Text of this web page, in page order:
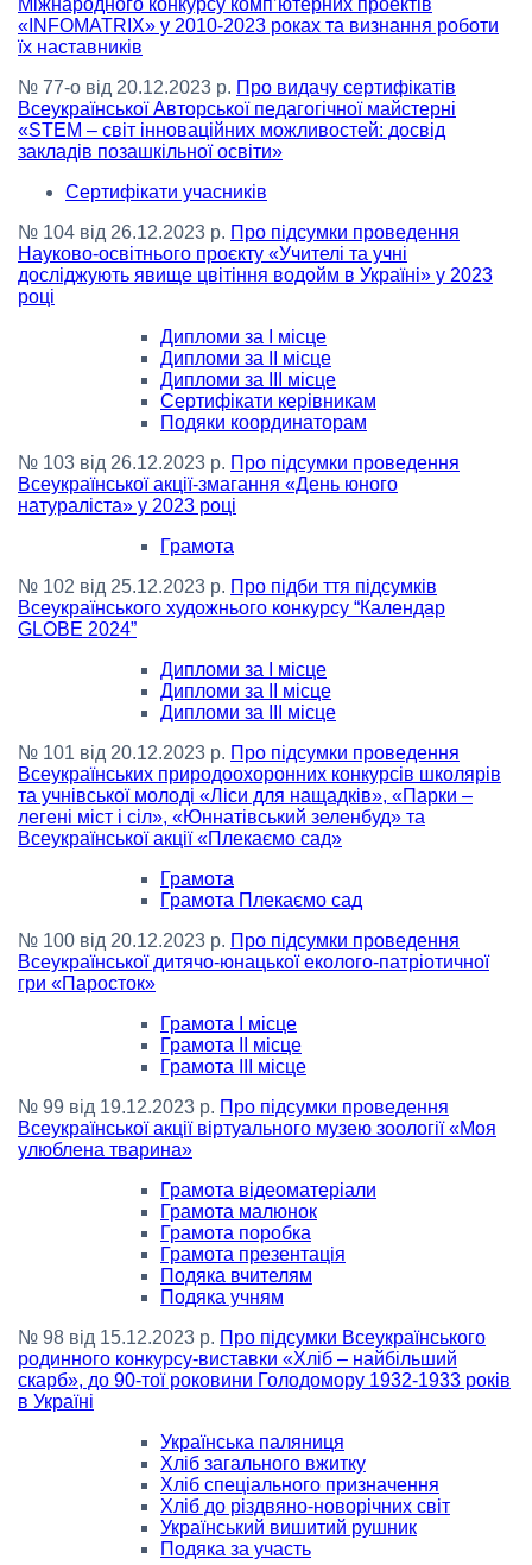
Міжнародного конкурсу комп’ютерних проектів
«INFOMATRIX» у 2010-2023 роках та визнання роботи
їх наставників
№ 77-о від 20.12.2023 р. Про видачу сертифікатів
Всеукраїнської Авторської педагогічної майстерні
«STEM – світ інноваційних можливостей: досвід
закладів позашкільної освіти»
Сертифікати учасників
№ 104 від 26.12.2023 р. Про підсумки проведення
Науково-освітнього проєкту «Учителі та учні
досліджують явище цвітіння водойм в Україні» у 2023
році
Дипломи за І місце
Дипломи за ІІ місце
Дипломи за ІІІ місце
Сертифікати керівникам
Подяки координаторам
№ 103 від 26.12.2023 р. Про підсумки проведення
Всеукраїнської акції-змагання «День юного
натураліста» у 2023 році
Грамота
№ 102 від 25.12.2023 р. Про підби ття підсумків
Всеукраїнського художнього конкурсу “Календар
GLOBE 2024”
Дипломи за І місце
Дипломи за ІІ місце
Дипломи за ІІІ місце
№ 101 від 20.12.2023 р. Про підсумки проведення
Всеукраїнських природоохоронних конкурсів школярів
та учнівської молоді «Ліси для нащадків», «Парки –
легені міст і сіл», «Юннатівський зеленбуд» та
Всеукраїнської акції «Плекаємо сад»
Грамота
Грамота Плекаємо сад
№ 100 від 20.12.2023 р. Про підсумки проведення
Всеукраїнської дитячо-юнацької еколого-патріотичної
гри «Паросток»
Грамота І місце
Грамота ІІ місце
Грамота ІІІ місце
№ 99 від 19.12.2023 р. Про підсумки проведення
Всеукраїнської акції віртуального музею зоології «Моя
улюблена тварина»
Грамота відеоматеріали
Грамота малюнок
Грамота поробка
Грамота презентація
Подяка вчителям
Подяка учням
№ 98 від 15.12.2023 р. Про підсумки Всеукраїнського
родинного конкурсу-виставки «Хліб – найбільший
скарб», до 90-тої роковини Голодомору 1932-1933 років
в Україні
Українська паляниця
Хліб загального вжитку
Хліб спеціального призначення
Хліб до різдвяно-новорічних світ
Український вишитий рушник
Подяка за участь